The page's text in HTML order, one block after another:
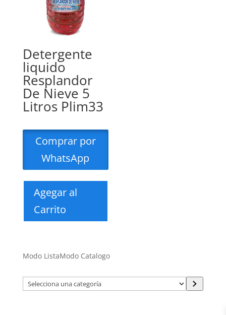
Detergente
liquido
Resplandor
De Nieve 5
Litros Plim33
Comprar por
WhatsApp
Agegar al
Carrito
Modo ListaModo Catalogo
Selecciona
una